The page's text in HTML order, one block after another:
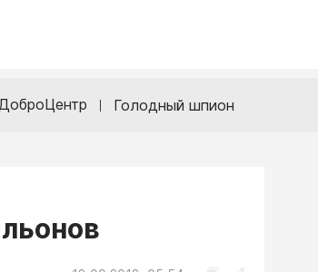
Голодный шпион